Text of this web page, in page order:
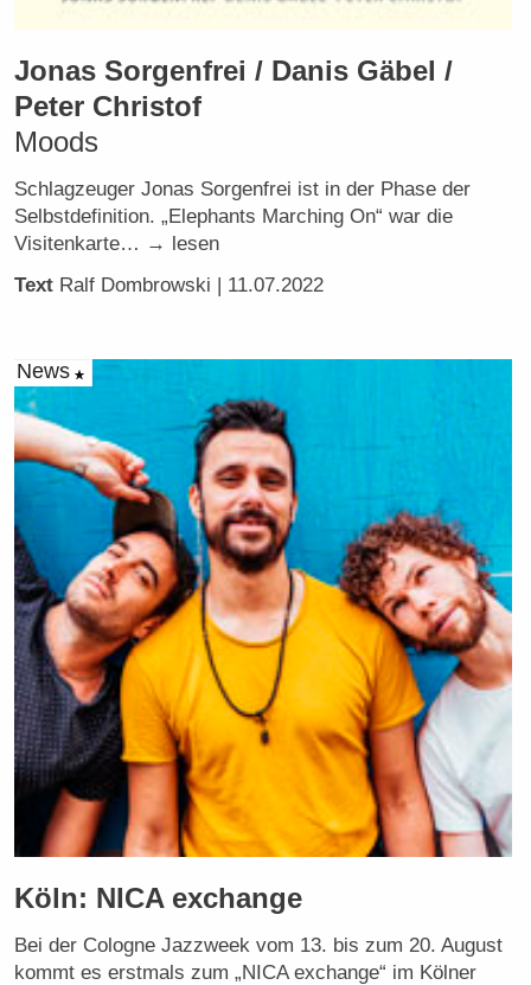
Jonas Sorgenfrei / Danis Gäbel /
Peter Christof
Moods
Schlagzeuger Jonas Sorgenfrei ist in der Phase der
Selbstdefinition. „Elephants Marching On“ war die
Visitenkarte… → lesen
Text Ralf Dombrowski | 11.07.2022
News
Köln: NICA exchange
Bei der Cologne Jazzweek vom 13. bis zum 20. August
kommt es erstmals zum „NICA exchange“ im Kölner